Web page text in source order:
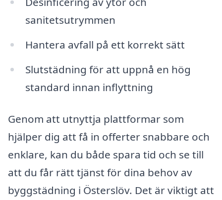
sanitetsutrymmen
Hantera avfall på ett korrekt sätt
Slutstädning för att uppnå en hög
standard innan inflyttning
Genom att utnyttja plattformar som
hjälper dig att få in offerter snabbare och
enklare, kan du både spara tid och se till
att du får rätt tjänst för dina behov av
byggstädning i Österslöv. Det är viktigt att